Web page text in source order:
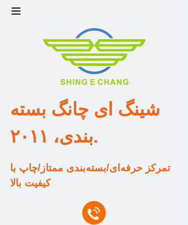
شینگ ای چانگ بسته
بندی، ۲۰۱۱.
تمرکز حرفه‌ای/بسته‌بندی ممتاز/چاپ با
کیفیت بالا
تیم طراحی و توسعه
گواهی صلاحیت و افتخار
قیمت و ارزش